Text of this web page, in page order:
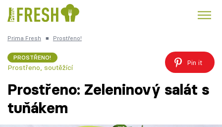
Česká kuchyně
Prima Fresh ■ Prostřeno!
PROSTŘENO!
Prostřeno, soutěžící
Pin it
Prostřeno: Zeleninový salát s
tuňákem